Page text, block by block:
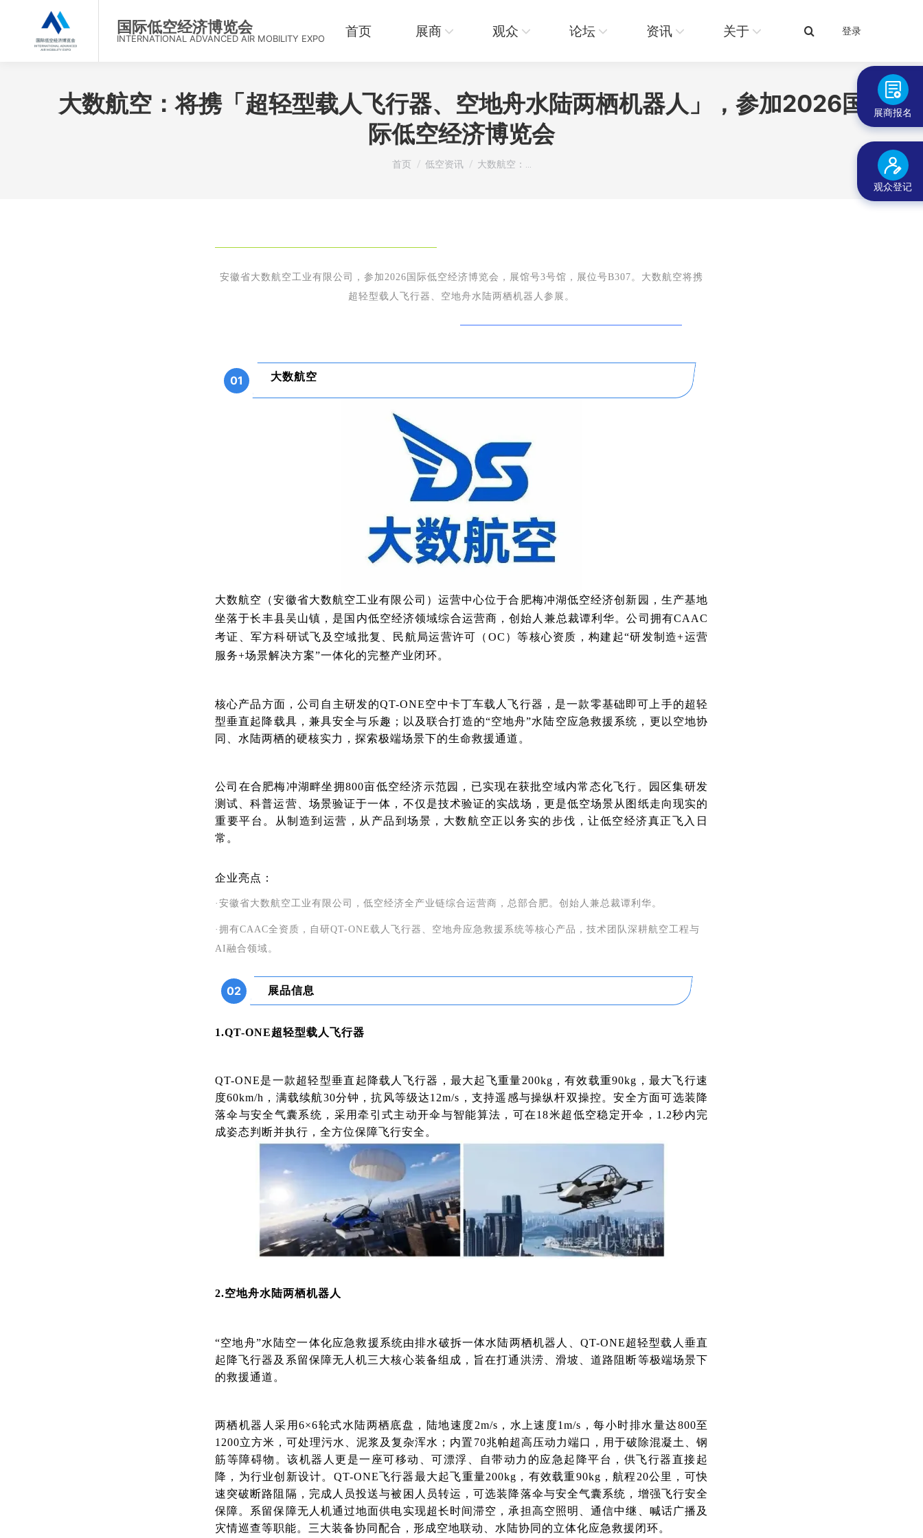
国际低空经济博览会
INTERNATIONAL ADVANCED AIR MOBILITY EXPO 首页 展商 观众 论坛 资讯 关于
搜
登录
大数航空：将携「超轻型载人飞行器、空地舟水陆两栖机器人」，参加2026国
际低空经济博览会
您在这里：
首页 低空资讯 大数航空：…
安徽省大数航空工业有限公司，参加2026国际低空经济博览会，展馆号3号馆，展位号B307。大数航空将携
超轻型载人飞行器、空地舟水陆两栖机器人参展 。
01 大数航空
大数航空（安徽省大数航空工业有限公司）运营中心位于合肥梅冲湖低空经济创新园，生产基地
坐落于长丰县吴山镇，是国内低空经济领域综合运营商，创始人兼总裁谭利华。公司拥有CAAC
考证、军方科研试飞及空域批复、民航局运营许可（OC）等核心资质，构建起“研发制造+运营
服务+场景解决方案”一体化的完整产业闭环。
核心产品方面，公司自主研发的QT-ONE空中卡丁车载人飞行器，是一款零基础即可上手的超轻
型垂直起降载具，兼具安全与乐趣；以及联合打造的“空地舟”水陆空应急救援系统，更以空地协
同、水陆两栖的硬核实力，探索极端场景下的生命救援通道。
公司在合肥梅冲湖畔坐拥800亩低空经济示范园，已实现在获批空域内常态化飞行。园区集研发
测试、科普运营、场景验证于一体，不仅是技术验证的实战场，更是低空场景从图纸走向现实的
重要平台。从制造到运营，从产品到场景，大数航空正以务实的步伐，让低空经济真正飞入日
常。
企业亮点：
·安徽省大数航空工业有限公司，低空经济全产业链综合运营商，总部合肥。创始人兼总裁谭利华。
· 拥有CAAC全资质，自研QT-ONE载人飞行器、空地舟应急救援系统等核心产品，技术团队深耕航空工程与
AI融合领域。
02 展品信息
1.QT-ONE超轻型载人飞行器
QT-ONE是一款超轻型垂直起降载人飞行器，最大起飞重量200kg，有效载重90kg，最大飞行速
度60km/h，满载续航30分钟，抗风等级达12m/s，支持遥感与操纵杆双操控。安全方面可选装降
落伞与安全气囊系统，采用牵引式主动开伞与智能算法，可在18米超低空稳定开伞，1.2秒内完
成姿态判断并执行，全方位保障飞行安全。
2.空地舟水陆两栖机器人
“空地舟”水陆空一体化应急救援系统由排水破拆一体水陆两栖机器人、QT-ONE超轻型载人垂直
起降飞行器及系留保障无人机三大核心装备组成，旨在打通洪涝、滑坡、道路阻断等极端场景下
的救援通道。
两栖机器人采用6×6轮式水陆两栖底盘，陆地速度2m/s，水上速度1m/s，每小时排水量达800至
1200立方米，可处理污水、泥浆及复杂浑水；内置70兆帕超高压动力端口，用于破除混凝土、钢
筋等障碍物。该机器人更是一座可移动、可漂浮、自带动力的应急起降平台，供飞行器直接起
降， 为行业创新设计。QT-ONE飞行器最大起飞重量200kg，有效载重90kg，航程20公里，可快
速突破断路阻隔，完成人员投送与被困人员转运，可选装降落伞与安全气囊系统，增强飞行安全
保障。系留保障无人机通过地面供电实现超长时间滞空，承担高空照明、通信中继、喊话广播及
灾情巡查等职能。三大装备协同配合，形成空地联动、水陆协同的立体化应急救援闭环。
展商报名
观众登记
展商 观众 论坛 资讯 关于
搜